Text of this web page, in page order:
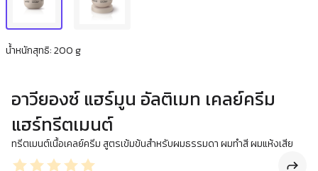
น้ำหนักสุทธิ: 200 g
อาวียองซ์ แฮร์มูน อัลติเมท เคลย์ครีม
แฮร์ทรีตเมนต์
ทรีตเมนต์เนื้อเคลย์ครีม สูตรเข้มข้นสำหรับผมธรรมดา ผมทำสี ผมแห้งเสีย